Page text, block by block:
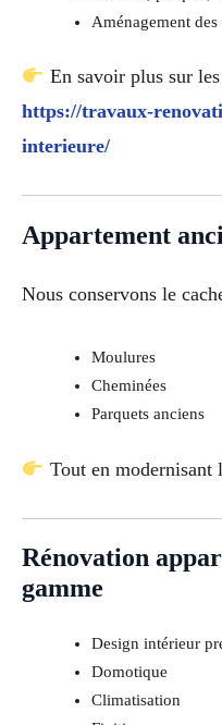
Aménagement des
En savoir plus sur
https://travaux-
interieure/
Appartement
Nous conservons le
Moulures
Cheminées
Parquets anciens
Tout en modernisant
Rénovation
gamme
Design intérieur
Domotique
Climatisation